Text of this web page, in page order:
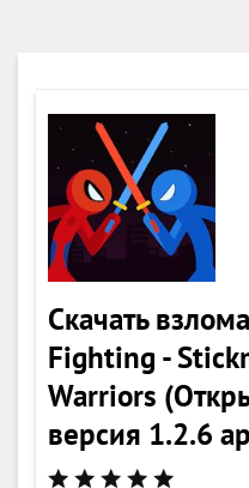
Скачать
Fighting -
Warriors
версия 1.2.6